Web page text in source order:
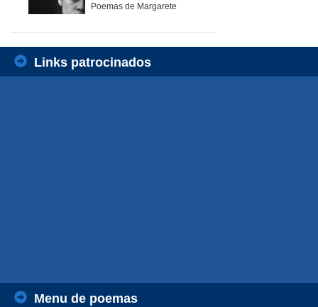
Poemas de Margarete
Links patrocinados
Menu de poemas